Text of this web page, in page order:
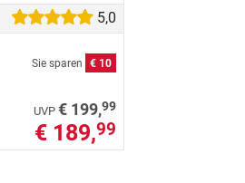
5,0
Sie sparen € 10
UVP € 199,99
€ 189,99